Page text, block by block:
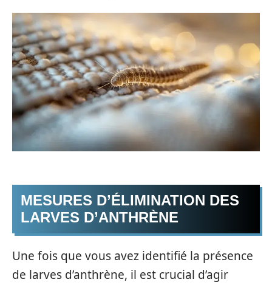
MESURES D’ÉLIMINATION DES
LARVES D’ANTHRÈNE
Une fois que vous avez identifié la présence
de larves d’anthrène, il est crucial d’agir